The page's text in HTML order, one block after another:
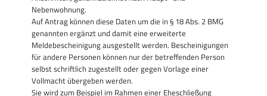
Nebenwohnung.
Auf Antrag können diese Daten um die in § 18 Abs. 2 BMG
genannten ergänzt und damit eine erweiterte
Meldebescheinigung ausgestellt werden. Bescheinigungen
für andere Personen können nur der betreffenden Person
selbst schriftlich zugestellt oder gegen Vorlage einer
Vollmacht übergeben werden.
Sie wird zum Beispiel im Rahmen einer Eheschließung